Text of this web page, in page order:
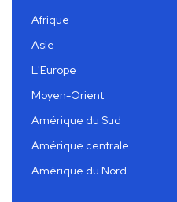
Afrique
Asie
L'Europe
Moyen-Orient
Amérique du Sud
Amérique centrale
Amérique du Nord